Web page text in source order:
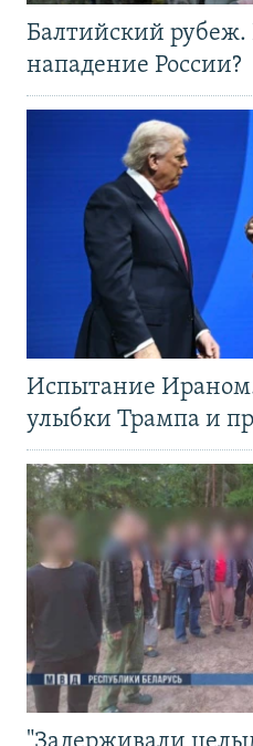
Балтийский рубеж.
нападение России?
Испытание
улыбки Трампа и